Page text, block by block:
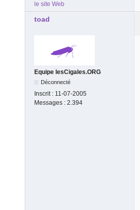
le site Web
toad
Equipe lesCigales.ORG
Déconnecté
Inscrit : 11-07-2005
Messages : 2.394